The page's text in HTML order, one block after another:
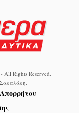
All Rights Reserved.
.